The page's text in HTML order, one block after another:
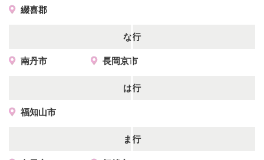
綴喜郡
な行
南丹市 長岡京市
は行
福知山市
ま行